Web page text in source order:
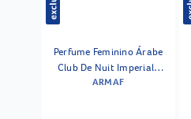
Perfume Feminino Árabe
Club De Nuit Imperiale
Armaf Eau De Parfum
ARMAF